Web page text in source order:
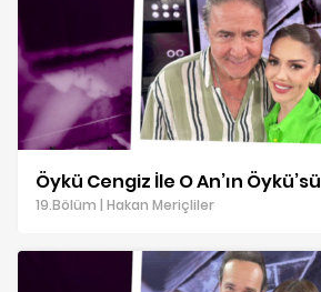
Öykü Cengiz İle O An’ın Öykü’sü
19.Bölüm | Hakan Meriçliler